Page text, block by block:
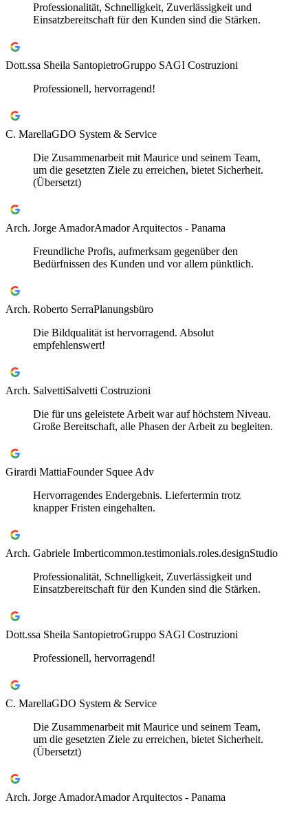
Professionalität, Schnelligkeit, Zuverlässigkeit und
Einsatzbereitschaft für den Kunden sind die Stärken.
Dott.ssa Sheila SantopietroGruppo SAGI Costruzioni
Professionell, hervorragend!
C. MarellaGDO System & Service
Die Zusammenarbeit mit Maurice und seinem Team,
um die gesetzten Ziele zu erreichen, bietet Sicherheit.
(Übersetzt)
Arch. Jorge AmadorAmador Arquitectos - Panama
Freundliche Profis, aufmerksam gegenüber den
Bedürfnissen des Kunden und vor allem pünktlich.
Arch. Roberto SerraPlanungsbüro
Die Bildqualität ist hervorragend. Absolut
empfehlenswert!
Arch. SalvettiSalvetti Costruzioni
Die für uns geleistete Arbeit war auf höchstem Niveau.
Große Bereitschaft, alle Phasen der Arbeit zu begleiten.
Girardi MattiaFounder Squee Adv
Hervorragendes Endergebnis. Liefertermin trotz
knapper Fristen eingehalten.
Arch. Gabriele Imberticommon.testimonials.roles.designStudio
Professionalität, Schnelligkeit, Zuverlässigkeit und
Einsatzbereitschaft für den Kunden sind die Stärken.
Dott.ssa Sheila SantopietroGruppo SAGI Costruzioni
Professionell, hervorragend!
C. MarellaGDO System & Service
Die Zusammenarbeit mit Maurice und seinem Team,
um die gesetzten Ziele zu erreichen, bietet Sicherheit.
(Übersetzt)
Arch. Jorge AmadorAmador Arquitectos - Panama